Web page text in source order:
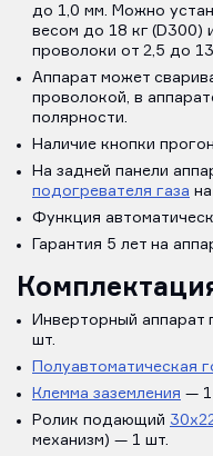
до 1,0 мм. Можно
весом до 18 кг (D300)
проволоки от 2,5 до
Аппарат может
проволокой, в
полярности.
Наличие кнопки
На задней панели
подогревателя газа
Функция
Гарантия 5 лет на
Инверторный аппарат
шт.
Полуавтоматическая
Клемма заземления — 1
Ролик подающий
механизм) — 1 шт.